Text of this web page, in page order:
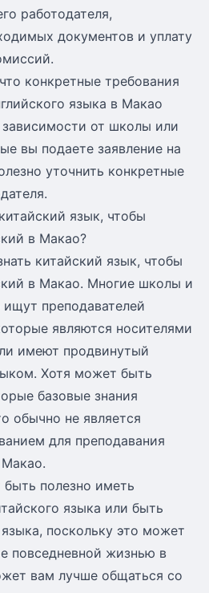
работодателя,
документов и уплату
конкретные требования
языка в Макао
зависимости от школы или
вы подаете заявление на
уточнить конкретные
язык, чтобы
в Макао?
китайский язык, чтобы
в Макао. Многие школы и
преподавателей
являются носителями
имеют продвинутый
Хотя может быть
базовые знания
обычно не является
для преподавания
Макао.
полезно иметь
языка или быть
поскольку это может
повседневной жизнью в
вам лучше общаться со